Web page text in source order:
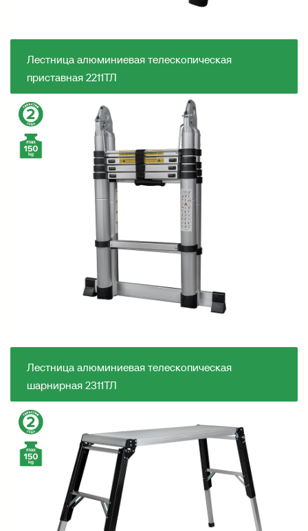
Лестница алюминиевая телескопическая
приставная 2211ТЛ
Лестница алюминиевая телескопическая
шарнирная 2311ТЛ